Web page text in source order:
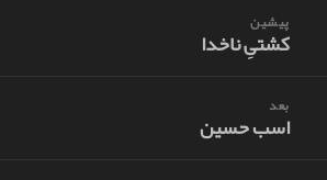
نوشتهپیشین
نوشته
کشتیِ ناخدا
بعد
نوشته
اسب حسین